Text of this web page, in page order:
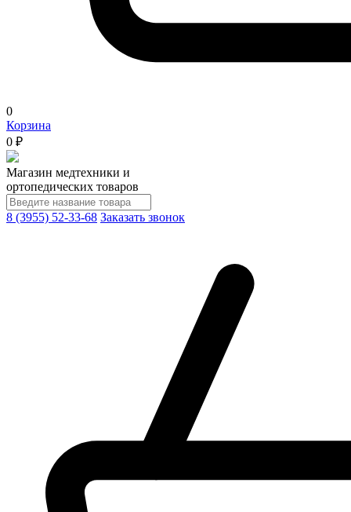
0
Корзина
0 ₽
Магазин медтехники и
ортопедических товаров
8 (3955) 52-33-68 Заказать звонок